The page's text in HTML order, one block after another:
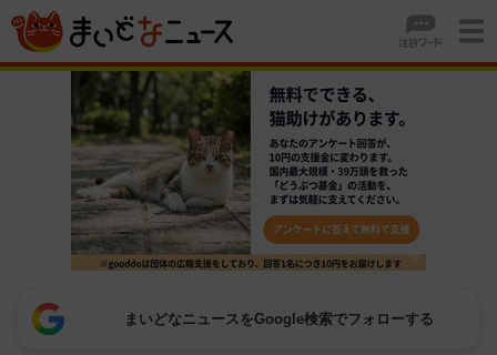
まいどなニュースをGoogle検索でフォローする